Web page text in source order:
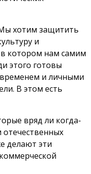
хотим защитить
и
котором нам самим
этого готовы
и личными
В этом есть
вряд ли когда-
отечественных
делают эти